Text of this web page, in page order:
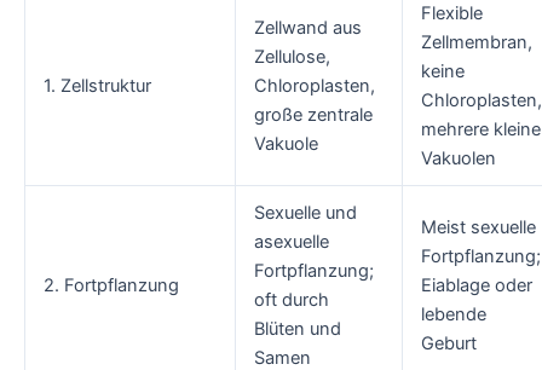
1. Zellstruktur
Zellwand aus
Zellulose,
Chloroplasten,
große zentrale
Vakuole
Flexible
Zellmembran,
keine
Chloroplasten,
mehrere kleine
Vakuolen
2. Fortpflanzung
Sexuelle und
asexuelle
Fortpflanzung;
oft durch
Blüten und
Samen
Meist sexuelle
Fortpflanzung;
Eiablage oder
lebende
Geburt